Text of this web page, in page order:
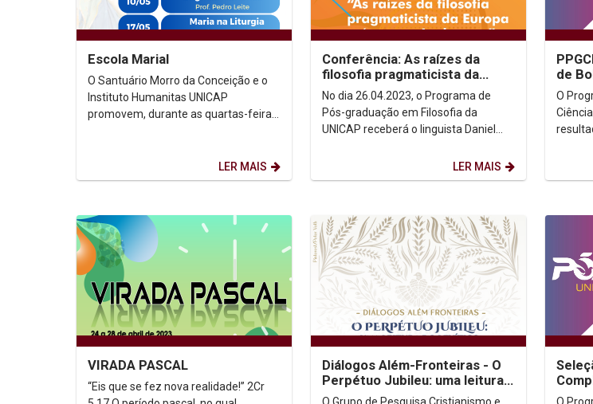
Escola Marial
O Santuário Morro da Conceição e o
Instituto Humanitas UNICAP
promovem, durante as quartas-feiras
LER MAIS
Conferência: As raízes da
filosofia pragmaticista da
Europa até a nova Inglaterra
No dia 26.04.2023, o Programa de
Pós-graduação em Filosofia da
UNICAP receberá o linguista Daniel
LER MAIS
de
O
VIRADA PASCAL
“Eis que se fez nova realidade!” 2Cr
Diálogos Além-Fronteiras - O
Perpétuo Jubileu: uma leitura
do Livro do Levítico